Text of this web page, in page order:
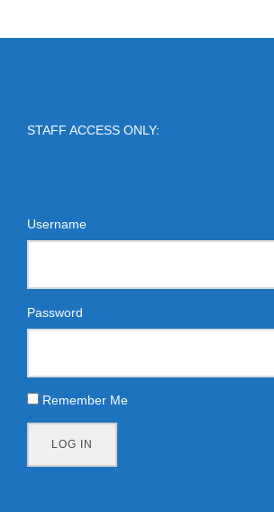
STAFF ACCESS ONLY:
Username
Password
Remember Me
LOG IN